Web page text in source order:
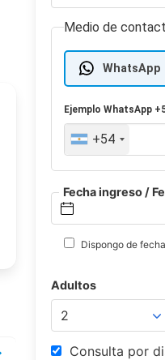
Medio de
WhatsApp
EjemploWhatsApp
+54
Fecha ingreso /
Dispongo de
Adultos
Consulta por